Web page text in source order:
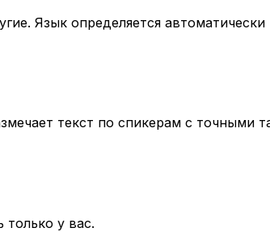
Язык определяется
текст по спикерам с точными
у вас.